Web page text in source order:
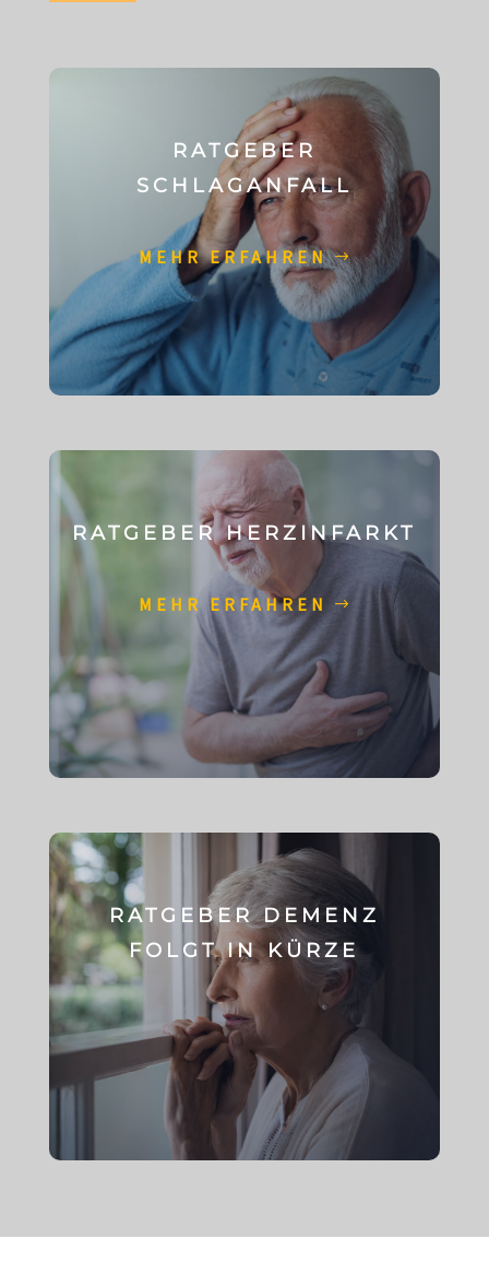
RATGEBER
SCHLAGANFALL
MEHR ERFAHREN
RATGEBER HERZINFARKT
MEHR ERFAHREN
RATGEBER DEMENZ
FOLGT IN KÜRZE